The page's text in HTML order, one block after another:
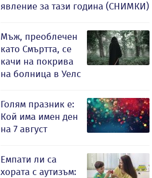
явление за тази година (СНИМКИ)
Мъж, преоблечен
като Смъртта, се
качи на покрива
на болница в Уелс
Голям празник е:
Кой има имен ден
на 7 август
Емпати ли са
хората с аутизъм: